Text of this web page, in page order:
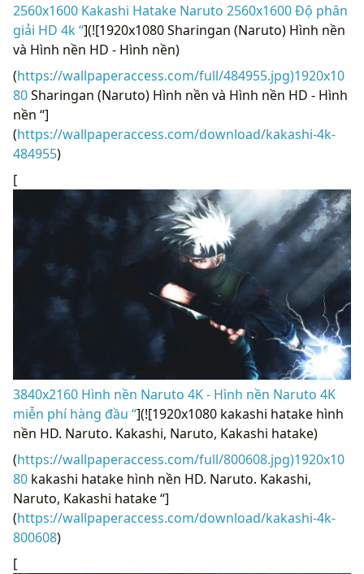
2560x1600 Kakashi Hatake Naruto 2560x1600 Độ phân
giải HD 4k “](![1920x1080 Sharingan (Naruto) Hình nền
và Hình nền HD - Hình nền)
(https://wallpaperaccess.com/full/484955.jpg)1920x10
80Sharingan (Naruto) Hình nền và Hình nền HD - Hình
nền “]
(https://wallpaperaccess.com/download/kakashi-4k-
484955)
[
3840x2160 Hình nền Naruto 4K - Hình nền Naruto 4K
miễn phí hàng đầu “](![1920x1080 kakashi hatake hình
nền HD. Naruto. Kakashi, Naruto, Kakashi hatake)
(https://wallpaperaccess.com/full/800608.jpg)1920x10
80 kakashi hatake hình nền HD. Naruto. Kakashi,
Naruto, Kakashi hatake “]
(https://wallpaperaccess.com/download/kakashi-4k-
800608)
[